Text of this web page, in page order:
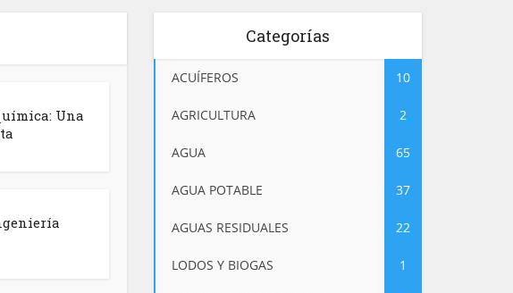
Una
Categorías
ACUÍFEROS 10
AGRICULTURA 2
AGUA 65
AGUA POTABLE 37
AGUAS RESIDUALES 22
LODOS Y BIOGAS 1